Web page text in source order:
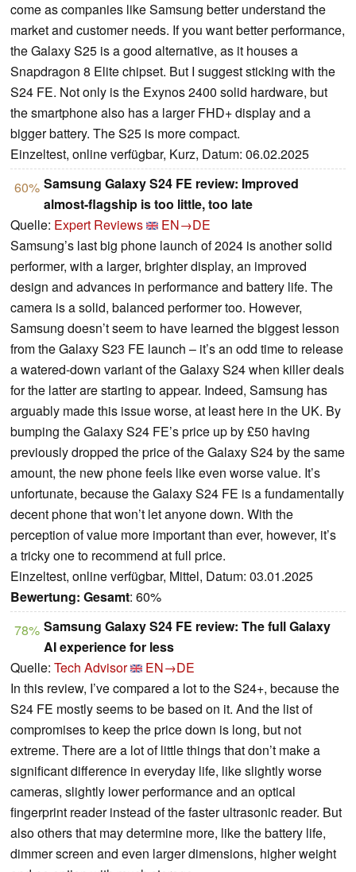
come as companies like Samsung better understand the
market and customer needs. If you want better performance,
the Galaxy S25 is a good alternative, as it houses a
Snapdragon 8 Elite chipset. But I suggest sticking with the
S24 FE. Not only is the Exynos 2400 solid hardware, but
the smartphone also has a larger FHD+ display and a
bigger battery. The S25 is more compact.
Einzeltest, online verfügbar, Kurz, Datum: 06.02.2025
60% Samsung Galaxy S24 FE review: Improved
almost-flagship is too little, too late
Quelle: Expert Reviews
EN→DE
Samsung’s last big phone launch of 2024 is another solid
performer, with a larger, brighter display, an improved
design and advances in performance and battery life. The
camera is a solid, balanced performer too. However,
Samsung doesn’t seem to have learned the biggest lesson
from the Galaxy S23 FE launch – it’s an odd time to release
a watered-down variant of the Galaxy S24 when killer deals
for the latter are starting to appear. Indeed, Samsung has
arguably made this issue worse, at least here in the UK. By
bumping the Galaxy S24 FE’s price up by £50 having
previously dropped the price of the Galaxy S24 by the same
amount, the new phone feels like even worse value. It’s
unfortunate, because the Galaxy S24 FE is a fundamentally
decent phone that won’t let anyone down. With the
perception of value more important than ever, however, it’s
a tricky one to recommend at full price.
Einzeltest, online verfügbar, Mittel, Datum: 03.01.2025
Bewertung: Gesamt: 60%
78% Samsung Galaxy S24 FE review: The full Galaxy
AI experience for less
Quelle: Tech Advisor
EN→DE
In this review, I’ve compared a lot to the S24+, because the
S24 FE mostly seems to be based on it. And the list of
compromises to keep the price down is long, but not
extreme. There are a lot of little things that don’t make a
significant difference in everyday life, like slightly worse
cameras, slightly lower performance and an optical
fingerprint reader instead of the faster ultrasonic reader. But
also others that may determine more, like the battery life,
dimmer screen and even larger dimensions, higher weight